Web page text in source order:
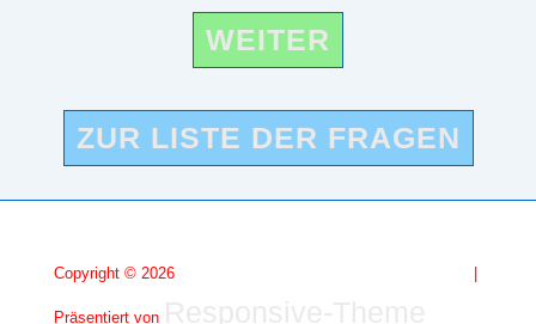
WEITER
ZUR LISTE DER FRAGEN
Copyright © 2026
Präsentiert von